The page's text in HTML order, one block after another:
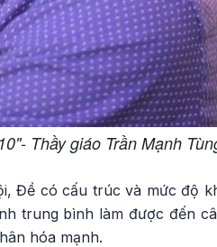
Thầy giáo Trần Mạnh
Đề có cấu trúc và mức độ
trung bình làm được đến
hóa mạnh.